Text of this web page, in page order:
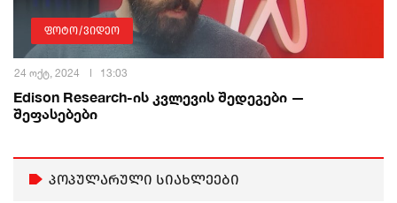
ფოტო/ვიდეო
24 ოქტ, 2024 13:03
Edison Research-ის კვლევის შედეგები —
შეფასებები
პოპულარული სიახლეები